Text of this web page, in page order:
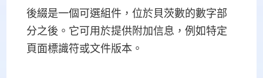
後綴是一個可選組件，位於貝茨數的數字部
分之後。它可用於提供附加信息，例如特定
頁面標識符或文件版本。